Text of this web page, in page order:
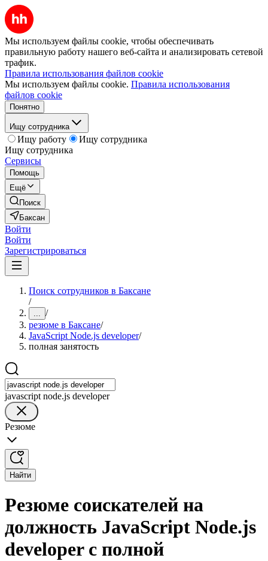
Мы используем файлы cookie, чтобы обеспечивать
правильную работу нашего веб-сайта и анализировать сетевой
трафик.
Правила использования файлов cookie
Мы используем файлы cookie. Правила использования
файлов cookie
Понятно
Ищу сотрудника
Ищу работу
Ищу сотрудника
Ищу сотрудника
Сервисы
Помощь
Ещё
Поиск
Баксан
Войти
Войти
Зарегистрироваться
Поиск сотрудников в Баксане
/
... /
резюме в Баксане/
JavaScript Node.js developer/
полная занятость
javascript node.js developer
Резюме
Найти
Резюме соискателей на
должность JavaScript Node.js
developer с полной